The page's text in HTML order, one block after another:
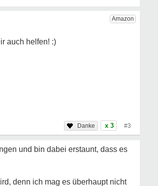
x 3 #3
und bin dabei erstaunt, dass es
denn ich mag es überhaupt nicht